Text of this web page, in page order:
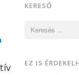
KERESŐ
EZ IS